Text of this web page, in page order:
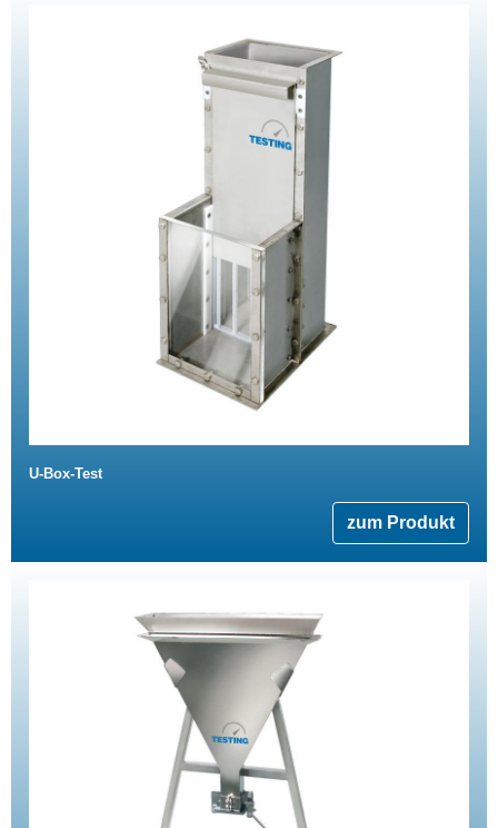
U-Box-Test
zum Produkt